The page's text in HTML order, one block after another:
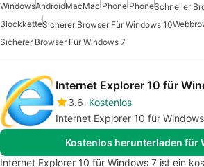
WindowsAndroidMacMaciPhoneiPhoneSchneller
BlockketteSicherer Browser Für Windows 10
Sicherer Browser Für Windows 7
Internet Explorer 10 für
3.6 Kostenlos
Internet Explorer 10 für
Kostenlos herunterladen für
Internet Explorer 10 für Windows 7 ist ein